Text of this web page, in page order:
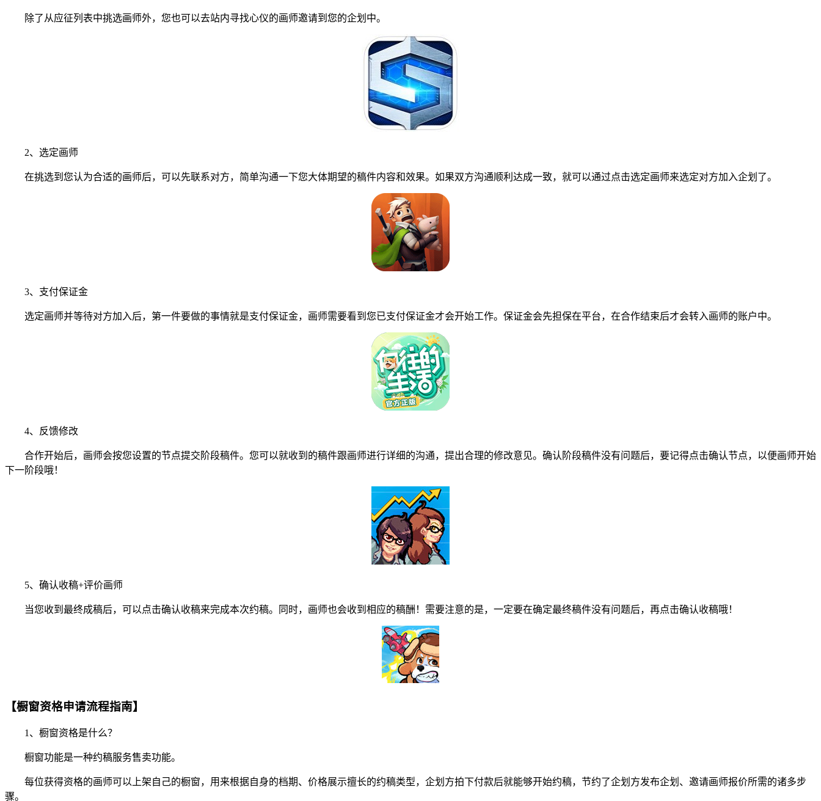
除了从应征列表中挑选画师外，您也可以去站内寻找心仪的画师邀请到您的企划中。
2、选定画师
在挑选到您认为合适的画师后，可以先联系对方，简单沟通一下您大体期望的稿件内容和效果。如果双方沟通顺利达成一致，就可以通过点击选定画师来选定对方加入企划了。
3、支付保证金
选定画师并等待对方加入后，第一件要做的事情就是支付保证金，画师需要看到您已支付保证金才会开始工作。保证金会先担保在平台，在合作结束后才会转入画师的账户中。
4、反馈修改
合作开始后，画师会按您设置的节点提交阶段稿件。您可以就收到的稿件跟画师进行详细的沟通，提出合理的修改意见。确认阶段稿件没有问题后，要记得点击确认节点，以便画师开始
下一阶段哦！
5、确认收稿+评价画师
当您收到最终成稿后，可以点击确认收稿来完成本次约稿。同时，画师也会收到相应的稿酬！需要注意的是，一定要在确定最终稿件没有问题后，再点击确认收稿哦！
【橱窗资格申请流程指南】
1、橱窗资格是什么？
橱窗功能是一种约稿服务售卖功能。
每位获得资格的画师可以上架自己的橱窗，用来根据自身的档期、价格展示擅长的约稿类型，企划方拍下付款后就能够开始约稿，节约了企划方发布企划、邀请画师报价所需的诸多步
骤。